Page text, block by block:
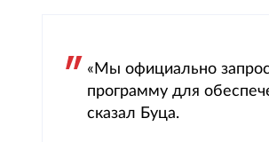
«Мы официально
программу для
сказал Буца.